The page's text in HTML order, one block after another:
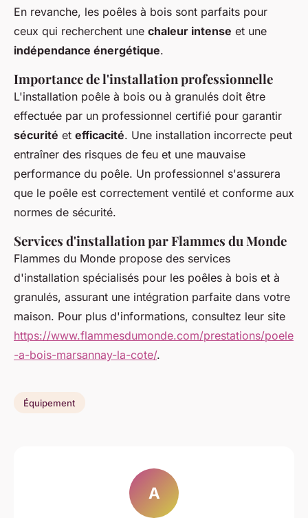
En revanche, les poêles à bois sont parfaits pour
ceux qui recherchent une chaleur intense et une
indépendance énergétique.
Importance de l'installation professionnelle
L'installation poêle à bois ou à granulés doit être
effectuée par un professionnel certifié pour garantir
sécurité et efficacité. Une installation incorrecte peut
entraîner des risques de feu et une mauvaise
performance du poêle. Un professionnel s'assurera
que le poêle est correctement ventilé et conforme aux
normes de sécurité.
Services d'installation par Flammes du Monde
Flammes du Monde propose des services
d'installation spécialisés pour les poêles à bois et à
granulés, assurant une intégration parfaite dans votre
maison. Pour plus d'informations, consultez leur site
https://www.flammesdumonde.com/prestations/poele
-a-bois-marsannay-la-cote/.
Équipement
A